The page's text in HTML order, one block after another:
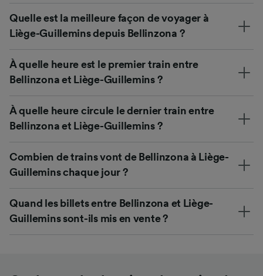
Quelle est la meilleure façon de voyager à
Liège-Guillemins depuis Bellinzona ?
À quelle heure est le premier train entre
Bellinzona et Liège-Guillemins ?
À quelle heure circule le dernier train entre
Bellinzona et Liège-Guillemins ?
Combien de trains vont de Bellinzona à Liège-
Guillemins chaque jour ?
Quand les billets entre Bellinzona et Liège-
Guillemins sont-ils mis en vente ?